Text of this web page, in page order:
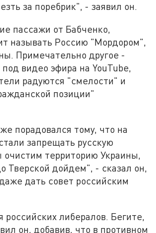
за поребрик", - заявил он.
пассажи от Бабченко,
называть Россию "Мордором",
Примечательно другое -
видео эфира на YouTube,
радуются "смелости" и
позиции"
порадовался тому, что на
запрещать русскую
очистим территорию Украины,
Тверской дойдем", - сказал он,
дать совет российским
российских либералов. Бегите,
он, добавив, что в противном